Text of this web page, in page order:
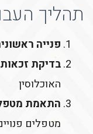
תהליך
פנייה
בדיקת זכאות
האוכלוסין
התאמת
מטפלים